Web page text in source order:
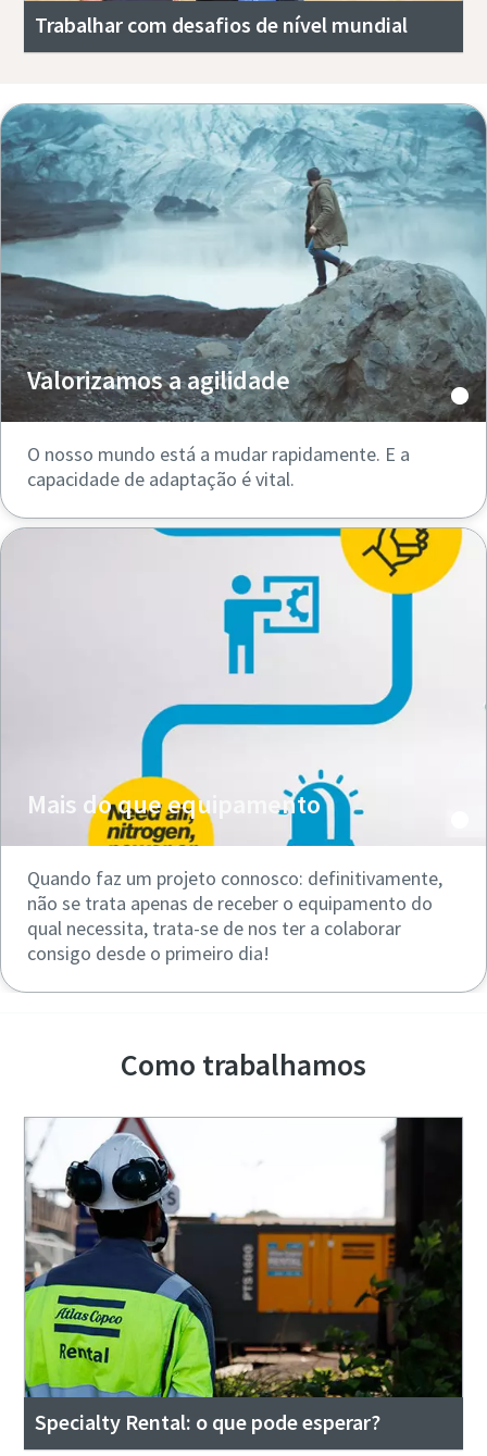
Trabalhar com desafios de nível mundial
O nosso mundo está a mudar rapidamente. E a
capacidade de adaptação é vital.
Valorizamos a agilidade
Quando faz um projeto connosco: definitivamente,
não se trata apenas de receber o equipamento do
qual necessita, trata-se de nos ter a colaborar
consigo desde o primeiro dia!
Mais do que equipamento
Como trabalhamos
Specialty Rental: o que pode esperar?